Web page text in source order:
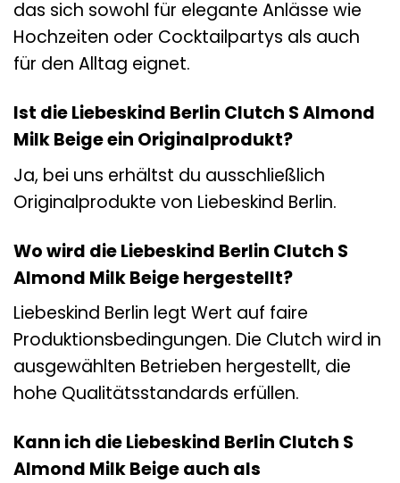
das sich sowohl für elegante Anlässe wie
Hochzeiten oder Cocktailpartys als auch
für den Alltag eignet.
Ist die Liebeskind Berlin Clutch S Almond
Milk Beige ein Originalprodukt?
Ja, bei uns erhältst du ausschließlich
Originalprodukte von Liebeskind Berlin.
Wo wird die Liebeskind Berlin Clutch S
Almond Milk Beige hergestellt?
Liebeskind Berlin legt Wert auf faire
Produktionsbedingungen. Die Clutch wird in
ausgewählten Betrieben hergestellt, die
hohe Qualitätsstandards erfüllen.
Kann ich die Liebeskind Berlin Clutch S
Almond Milk Beige auch als